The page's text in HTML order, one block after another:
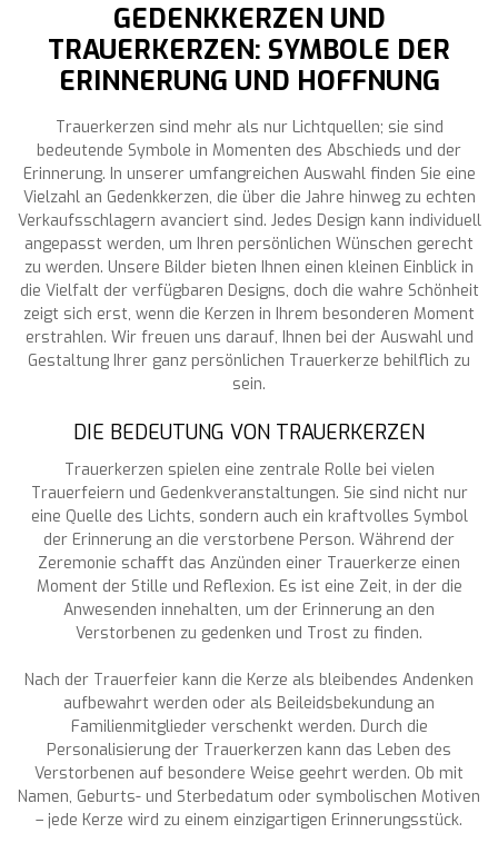
GEDENKKERZEN UND
TRAUERKERZEN: SYMBOLE DER
ERINNERUNG UND HOFFNUNG
Trauerkerzen sind mehr als nur Lichtquellen; sie sind
bedeutende Symbole in Momenten des Abschieds und der
Erinnerung. In unserer umfangreichen Auswahl finden Sie eine
Vielzahl an Gedenkkerzen, die über die Jahre hinweg zu echten
Verkaufsschlagern avanciert sind. Jedes Design kann individuell
angepasst werden, um Ihren persönlichen Wünschen gerecht
zu werden. Unsere Bilder bieten Ihnen einen kleinen Einblick in
die Vielfalt der verfügbaren Designs, doch die wahre Schönheit
zeigt sich erst, wenn die Kerzen in Ihrem besonderen Moment
erstrahlen. Wir freuen uns darauf, Ihnen bei der Auswahl und
Gestaltung Ihrer ganz persönlichen Trauerkerze behilflich zu
sein.
DIE BEDEUTUNG VON TRAUERKERZEN
Trauerkerzen spielen eine zentrale Rolle bei vielen
Trauerfeiern und Gedenkveranstaltungen. Sie sind nicht nur
eine Quelle des Lichts, sondern auch ein kraftvolles Symbol
der Erinnerung an die verstorbene Person. Während der
Zeremonie schafft das Anzünden einer Trauerkerze einen
Moment der Stille und Reflexion. Es ist eine Zeit, in der die
Anwesenden innehalten, um der Erinnerung an den
Verstorbenen zu gedenken und Trost zu finden.
Nach der Trauerfeier kann die Kerze als bleibendes Andenken
aufbewahrt werden oder als Beileidsbekundung an
Familienmitglieder verschenkt werden. Durch die
Personalisierung der Trauerkerzen kann das Leben des
Verstorbenen auf besondere Weise geehrt werden. Ob mit
Namen, Geburts- und Sterbedatum oder symbolischen Motiven
– jede Kerze wird zu einem einzigartigen Erinnerungsstück.